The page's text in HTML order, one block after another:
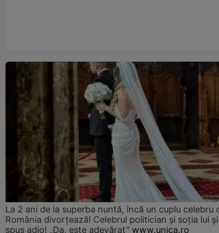
La 2 ani de la superba nuntă, încă un cuplu celebru
România divorțează! Celebrul politician și soția lui
spus adio! „Da, este adevărat” www.unica.ro